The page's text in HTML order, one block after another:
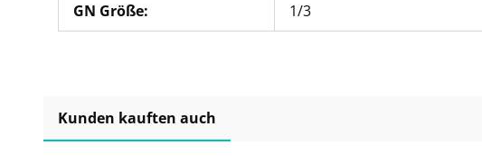
GN Größe: 1/3
Kunden kauften auch